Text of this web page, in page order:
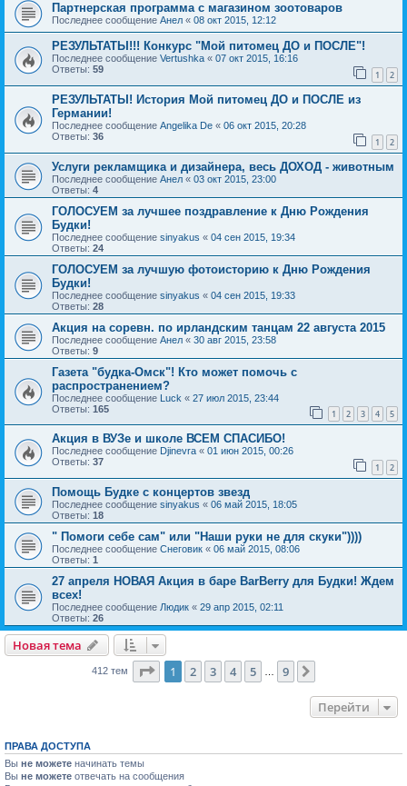
Партнерская программа с магазином зоотоваров
Последнее сообщение Анел « 08 окт 2015, 12:12
РЕЗУЛЬТАТЫ!!! Конкурс "Мой питомец ДО и ПОСЛЕ"!
Последнее сообщение Vertushka « 07 окт 2015, 16:16
Ответы: 59 1 2
РЕЗУЛЬТАТЫ! История Мой питомец ДО и ПОСЛЕ из
Германии!
Последнее сообщение Angelika De « 06 окт 2015, 20:28
Ответы: 36 1 2
Услуги рекламщика и дизайнера, весь ДОХОД - животным
Последнее сообщение Анел « 03 окт 2015, 23:00
Ответы: 4
ГОЛОСУЕМ за лучшее поздравление к Дню Рождения
Будки!
Последнее сообщение sinyakus « 04 сен 2015, 19:34
Ответы: 24
ГОЛОСУЕМ за лучшую фотоисторию к Дню Рождения
Будки!
Последнее сообщение sinyakus « 04 сен 2015, 19:33
Ответы: 28
Акция на соревн. по ирландским танцам 22 августа 2015
Последнее сообщение Анел « 30 авг 2015, 23:58
Ответы: 9
Газета "будка-Омск"! Кто может помочь с
распространением?
Последнее сообщение Luck « 27 июл 2015, 23:44
Ответы: 165 1 2 3 4 5
Акция в ВУЗе и школе ВСЕМ СПАСИБО!
Последнее сообщение Djinevra « 01 июн 2015, 00:26
Ответы: 37 1 2
Помощь Будке с концертов звезд
Последнее сообщение sinyakus « 06 май 2015, 18:05
Ответы: 18
" Помоги себе сам" или "Наши руки не для скуки"))))
Последнее сообщение Снеговик « 06 май 2015, 08:06
Ответы: 1
27 апреля НОВАЯ Акция в баре BarBerry для Будки! Ждем
всех!
Последнее сообщение Людик « 29 апр 2015, 02:11
Ответы: 26
Новая тема
412 тем Страница из
1 2 3 4 5 9
Перейти
ПРАВА ДОСТУПА
Вы не можете начинать темы
Вы не можете отвечать на сообщения